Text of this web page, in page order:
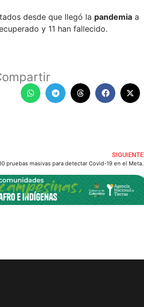
desde que llegó la pandemia a
y 11 han fallecido.
SIGUIENTE
pruebas masivas para detectar Covid-19 en el Meta.